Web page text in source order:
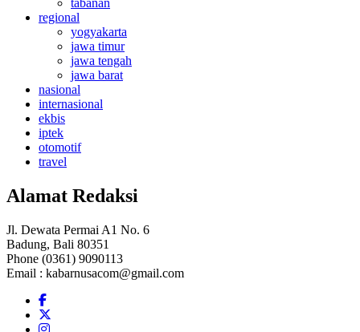
tabanan
regional
yogyakarta
jawa timur
jawa tengah
jawa barat
nasional
internasional
ekbis
iptek
otomotif
travel
Alamat Redaksi
Jl. Dewata Permai A1 No. 6
Badung, Bali 80351
Phone (0361) 9090113
Email : kabarnusacom@gmail.com